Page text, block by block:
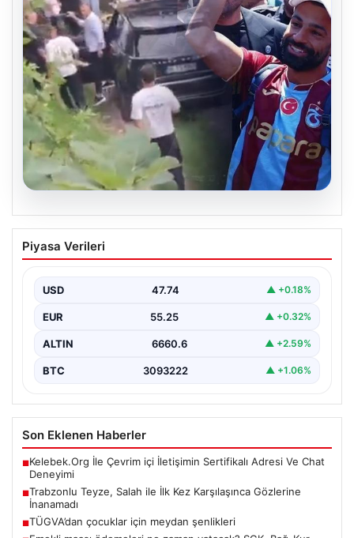
Trabzonlu Teyze, Salah ile İlk Kez
Karşılaşınca Gözlerine İnanamadı
dünyaca ünlü futbolcu Mohamed Salah ile karşılaşınca…
Piyasa Verileri
USD 47.74 ▲ +0.18%
EUR 55.25 ▲ +0.32%
ALTIN 6660.6 ▲ +2.59%
BTC 3093222 ▲ +1.06%
Son Eklenen Haberler
■Kelebek.Org İle Çevrim içi İletişimin Sertifikalı Adresi Ve Chat
Deneyimi
■Trabzonlu Teyze, Salah ile İlk Kez Karşılaşınca Gözlerine
İnanamadı
■TÜGVA’dan çocuklar için meydan şenlikleri